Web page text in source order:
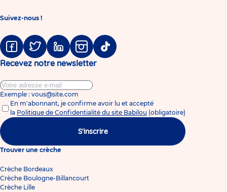
Suivez-nous !
FacebookTwitter LinkedinInstagramTiktok
Recevez notre newsletter
Exemple : vous@site.com
En m'abonnant, je confirme avoir lu et accepté
la Politique de Confidentialité du site Babilou (obligatoire)
S'inscrire
Trouver une crèche
Crèche Bordeaux
Crèche Boulogne-Billancourt
Crèche Lille